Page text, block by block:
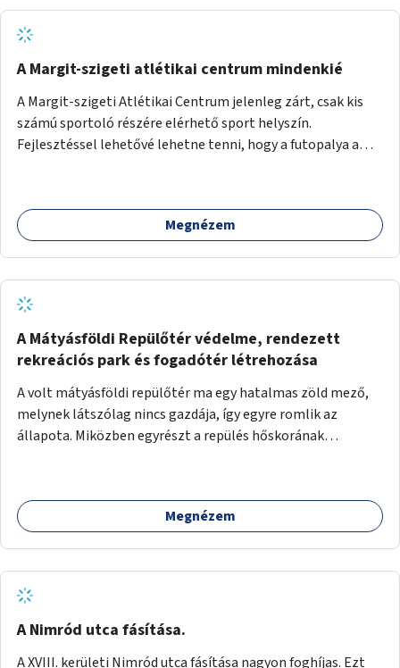
A Margit-szigeti atlétikai centrum mindenkié
A Margit-szigeti Atlétikai Centrum jelenleg zárt, csak kis
számú sportoló részére elérhető sport helyszín.
Fejlesztéssel lehetővé lehetne tenni, hogy a futopalya a
Ehhez zárható tároló helyet, öltözőt, WC-t kell biztosítani.
Megnézem
A Mátyásföldi Repülőtér védelme, rendezett
rekreációs park és fogadótér létrehozása
A volt mátyásföldi repülőtér ma egy hatalmas zöld mező,
melynek látszólag nincs gazdája, így egyre romlik az
állapota. Miközben egyrészt a repülés hőskorának
kikapcsolódási helyszín: kocogók, kutyasétáltatók,
modellrepülők, sárkányeregetők, lovasok használják. A
kialakítható pihenőhely padokkal, kerékpártármaszokkal,
szemetesekkel, esőbeállóval, ami alkalmas kisebb
csoportok fogadására. A másik két bejárathoz is
Megnézem
A Nimród utca fásítása.
A XVIII. kerületi Nimród utca fásítása nagyon foghíjas. Ezt